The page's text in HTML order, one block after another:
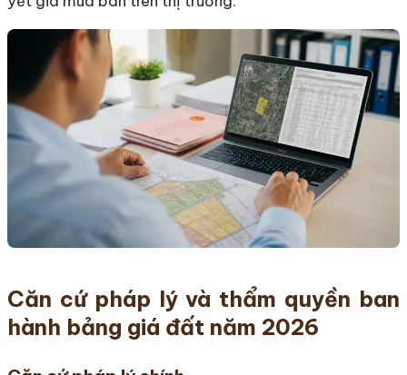
Căn cứ pháp lý và thẩm quyền ban
hành bảng giá đất năm 2026